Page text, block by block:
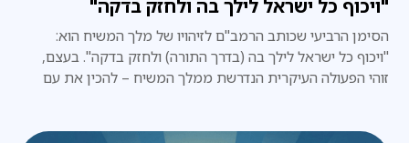
"ויכוף כל ישראל לילך בה ולחזק בדקה"
הסימן הרביעי שכותב הרמב"ם לזיהויו של מלך המשיח הוא:
"ויכוף כל ישראל לילך בה (בדרך התורה) ולחזק בדקה". בעצם,
זוהי הפעולה העיקרית הנדרשת ממלך המשיח – להכין את עם